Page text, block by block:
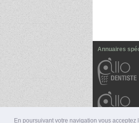
En poursuivant votre navigation vous
Annuaires